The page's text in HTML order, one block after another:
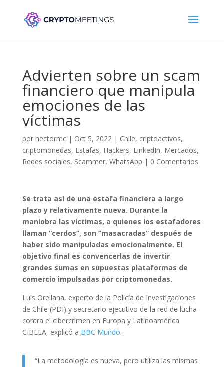
Advierten sobre un scam
financiero que manipula
emociones de las
víctimas
por hectormc| Oct 5, 2022| Chile, criptoactivos,
criptomonedas, Estafas, Hackers, LinkedIn, Mercados,
Redes sociales, Scammer, WhatsApp | 0 Comentarios
Se trata así de una estafa financiera a largo
plazo y relativamente nueva. Durante la
maniobra las víctimas, a quienes los estafadores
llaman “cerdos”, son “masacradas” después de
haber sido manipuladas emocionalmente. El
objetivo final es convencerlas de invertir
grandes sumas en supuestas plataformas de
comercio impulsadas por criptomonedas.
Luis Orellana, experto de la Policía de Investigaciones
de Chile (PDI) y secretario ejecutivo de la red de lucha
contra el cibercrimen en Europa y Latinoamérica
CIBELA, explicó a BBC Mundo.
“La metodología es nueva, pero utiliza las mismas